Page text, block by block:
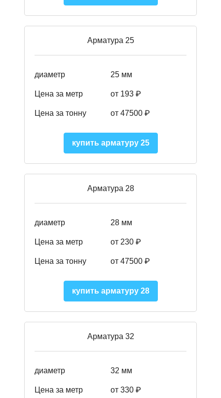
Арматура 25
диаметр 25 мм
Цена за метр от 193 ₽
Цена за тонну от 47500 ₽
купить арматуру 25
Арматура 28
диаметр 28 мм
Цена за метр от 230 ₽
Цена за тонну от 47500 ₽
купить арматуру 28
Арматура 32
диаметр 32 мм
Цена за метр от 330 ₽